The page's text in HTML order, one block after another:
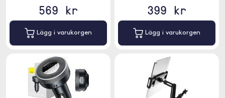
569 kr
Lägg i varukorgen
399 kr
Lägg i varukorgen